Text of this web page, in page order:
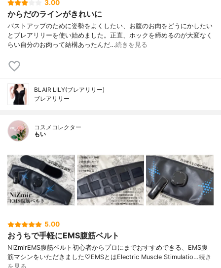
3.00
からだのラインがきれいに
バストアップのために姿勢をよくしたい、お腹のお肉をどうにかしたい
とブレアリリーを使い始めました。正直、ホックを締めるのが大変なく
らい自分のお肉って結構あったんだ…続きを見る
BLAIR LILY(ブレアリリー)
ブレアリリー
コスメコレクター
もい
5.00
おうちで手軽にEMS腹筋ベルト
NiZmirEMS腹筋ベルト初心者からプロにまでおすすめできる、EMS腹
筋マシンをいただきました♡EMSとはElectric Muscle Stimulatio…続き
を見る